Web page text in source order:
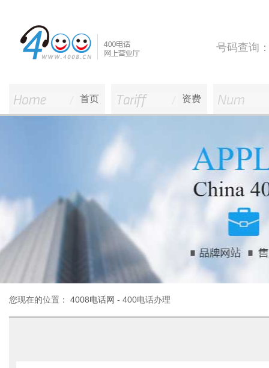
号码查询
首页 资费
您现在的位置： 4008电话网 - 400电话办理